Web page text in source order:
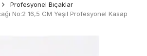
Profesyonel Bıçaklar
No:2 16,5 CM Yeşil Profesyonel Kasap